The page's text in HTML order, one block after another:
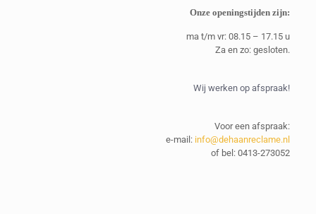
Onze openingstijden zijn:
ma t/m vr: 08.15 – 17.15 u
Za en zo: gesloten.
Wij werken op afspraak!
Voor een afspraak:
e-mail: info@dehaanreclame.nl
of bel: 0413-273052